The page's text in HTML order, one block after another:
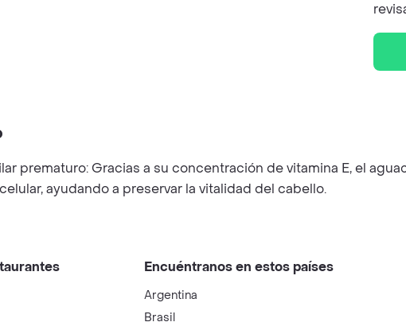
prematuro: Gracias a su concentración de vitamina E, el
ayudando a preservar la vitalidad del cabello.
Encuéntranos en estos países
Argentina
Brasil